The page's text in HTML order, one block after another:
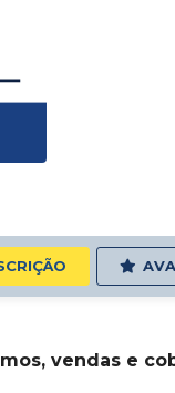
vendas e